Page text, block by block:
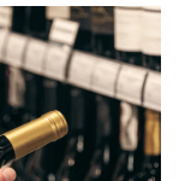
medio de las